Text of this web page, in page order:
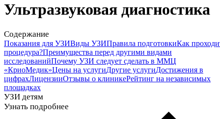
Ультразвуковая диагностика
Содержание
Показания для УЗИВиды УЗИПравила подготовкиКак
процедура?Преимущества перед другими видами
исследованийПочему УЗИ следует сделать в ММЦ
«КриоМедик»Цены на услугиДругие услугиДостижения в
цифрахЛицензииОтзывы о клиникеРейтинг на независимых
площадках
УЗИ детям
Узнать подробнее